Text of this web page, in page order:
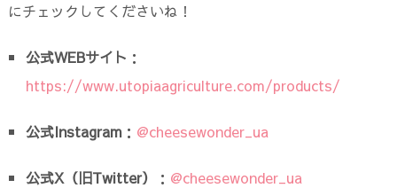
にチェックしてくださいね！
公式WEBサイト ：
https://www.utopiaagriculture.com/products/
公式Instagram： @cheesewonder_ua
公式X（旧Twitter） ： @cheesewonder_ua